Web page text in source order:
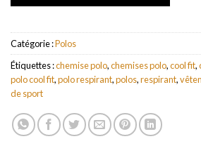
Catégorie :Polos
Étiquettes :chemise polo,chemises polo,cool fit,
polo cool fit,polo respirant,polos,respirant,
de sport